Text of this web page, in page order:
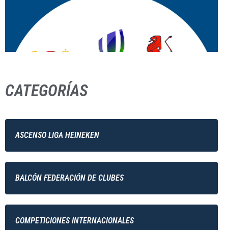
CATEGORÍAS
ASCENSO LIGA HEINEKEN
BALCÓN FEDERACIÓN DE CLUBES
COMPETICIONES INTERNACIONALES